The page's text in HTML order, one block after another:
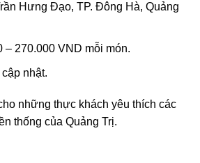
Hưng Đạo, TP. Đông Hà, Quảng
– 270.000 VND mỗi món.
nhật.
những thực khách yêu thích các
thống của Quảng Trị.